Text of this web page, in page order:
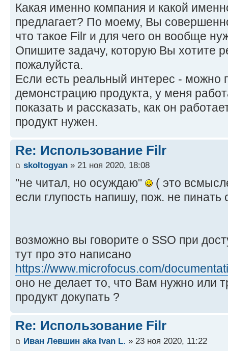
Какая именно компания и какой
предлагает? По моему, Вы
что такое Filr и для чего он вообще
Опишите задачу, которую Вы хотите
пожалуйста.
Если есть реальный интерес - можно
демонстрацию продукта, у меня
показать и рассказать, как он
продукт нужен.
Re: Использование Filr
skoltogyan » 21 ноя 2020, 18:08
"не читал, но осуждаю"
( это
если глупость напишу, пож. не пинать
возможно вы говорите о SSO при
тут про это написано
https://www.microfocus.com/
оно не делает то, что Вам нужно или
продукт докупать ?
Re: Использование Filr
Иван Левшин aka Ivan L. » 23 ноя 2020, 11:22